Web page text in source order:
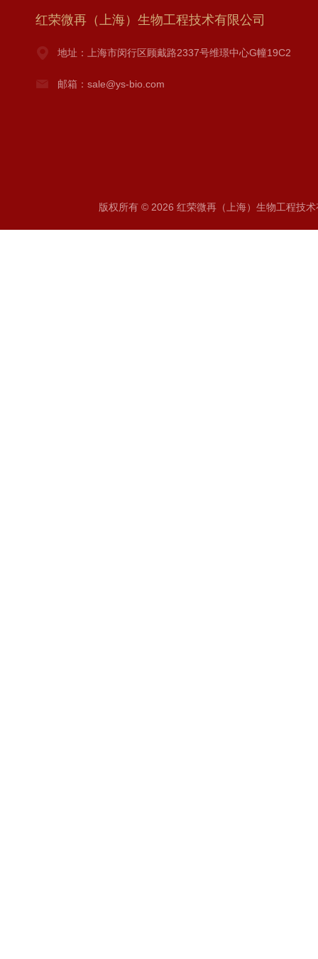
红荣微再（上海）生物工程技术有限公司
地址：上海市闵行区顾戴路2337号维璟中心G幢19C2
邮箱：sale@ys-bio.com
版权所有 © 2026 红荣微再（上海）生物工程技